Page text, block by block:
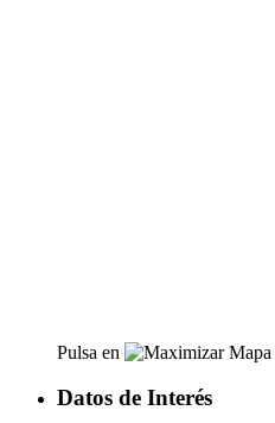
Pulsa en
Datos de Interés